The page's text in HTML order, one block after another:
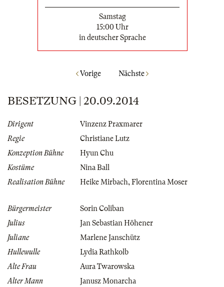
Samstag
15:00 Uhr
in deutscher Sprache
Vorige Nächste
BESETZUNG | 20.09.2014
Dirigent
Vinzenz Praxmarer
Regie
Christiane Lutz
Konzeption Bühne
Hyun Chu
Kostüme
Nina Ball
Realisation Bühne
Heike Mirbach, Florentina Moser
Bürgermeister
Sorin Coliban
Julius
Jan Sebastian Höhener
Juliane
Marlene Janschütz
Hullewulle
Lydia Rathkolb
Alte Frau
Aura Twarowska
Alter Mann
Janusz Monarcha